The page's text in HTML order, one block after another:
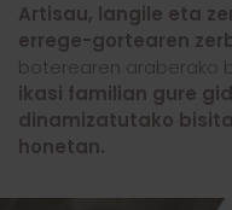
Artisau, langile eta
errege-gortearen
boterearen araberako
ikasi familian gure
dinamizatutako
honetan.